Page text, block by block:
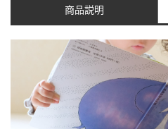
商品説明